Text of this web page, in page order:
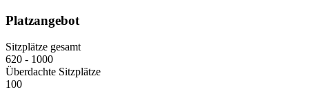
Platzangebot
Sitzplätze gesamt
620 - 1000
Überdachte Sitzplätze
100